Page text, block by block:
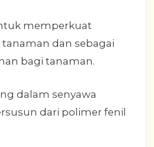
memperkuat
dan sebagai
bagi tanaman.
dalam senyawa
dari polimer fenil